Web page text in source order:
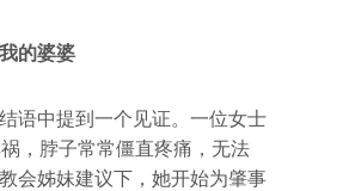
的婆婆
语中提到一个见证。一位女士
，脖子常常僵直疼痛，无法
会姊妹建议下，她开始为肇事